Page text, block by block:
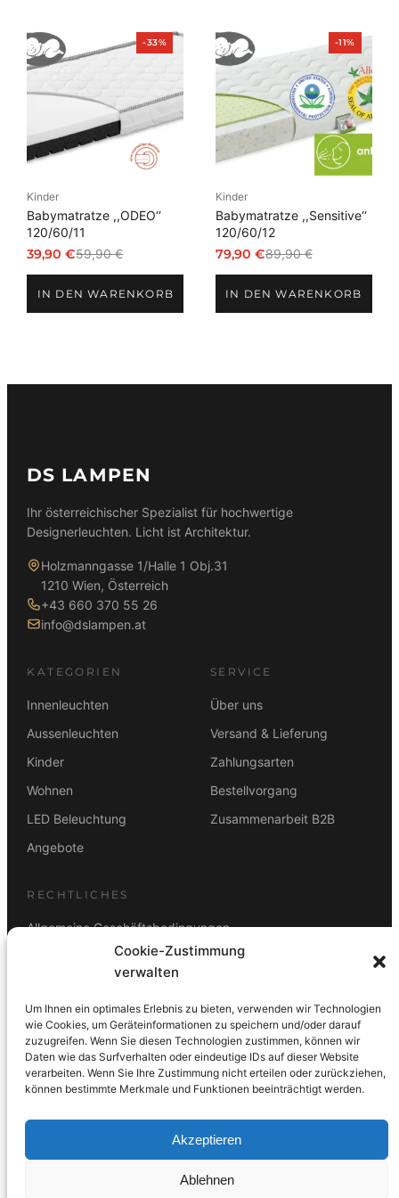
Cookie-Zustimmung
verwalten
Um Ihnen ein optimales Erlebnis zu bieten, verwenden wir Technologien
wie Cookies, um Geräteinformationen zu speichern und/oder darauf
zuzugreifen. Wenn Sie diesen Technologien zustimmen, können wir
Daten wie das Surfverhalten oder eindeutige IDs auf dieser Website
verarbeiten. Wenn Sie Ihre Zustimmung nicht erteilen oder zurückziehen,
können bestimmte Merkmale und Funktionen beeinträchtigt werden.
Akzeptieren
Ablehnen
-33%Produkt
im
Kinder
Babymatratze ,,ODEO‘‘
120/60/11
59,90€
Ursprünglicher
war:
39,90€
Aktueller
ist:IN DEN WARENKORB
-11%Produkt
im
Angebot
Kinder
Babymatratze ,,Sensitive‘‘
120/60/12
89,90€
Ursprünglicher
war:
79,90 €
Aktueller
ist:IN DEN WARENKORB
DS LAMPEN
Ihr österreichischer Spezialist für hochwertige
Designerleuchten. Licht ist Architektur.
Holzmanngasse 1/Halle 1 Obj.31
1210 Wien, Österreich
+43 660 370 55 26
info@dslampen.at
KATEGORIEN
Innenleuchten
Aussenleuchten
Kinder
Wohnen
LED Beleuchtung
Angebote
SERVICE
Über uns
Versand & Lieferung
Zahlungsarten
Bestellvorgang
Zusammenarbeit B2B
RECHTLICHES
Allgemeine Geschäftsbedingungen
Rücktrittsbelehrung
ZAHLUNGSARTEN
Vorkasse Visa Mastercard Link PayPal
G-Pay